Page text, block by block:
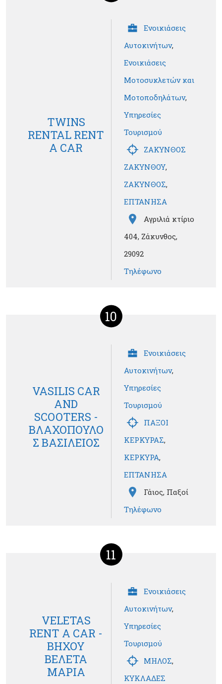
TWINS
RENTAL RENT
A CAR
Ενοικιάσεις
Αυτοκινήτων,
Ενοικιάσεις
Μοτοσυκλετών και
Μοτοποδηλάτων,
Υπηρεσίες
Τουρισμού
ΖΑΚΥΝΘΟΣ
ΖΑΚΥΝΘΟΥ,
ΖΑΚΥΝΘΟΣ,
ΕΠΤΑΝΗΣΑ
Αγριλιά κτίριο
404, Ζάκυνθος,
29092
Τηλέφωνο
10
VASILIS CAR
AND
SCOOTERS -
ΒΛΑΧΟΠΟΥΛΟ
Σ ΒΑΣΙΛΕΙΟΣ
Ενοικιάσεις
Αυτοκινήτων,
Υπηρεσίες
Τουρισμού
ΠΑΞΟΙ
ΚΕΡΚΥΡΑΣ,
ΚΕΡΚΥΡΑ,
ΕΠΤΑΝΗΣΑ
Γάιος, Παξοί
Τηλέφωνο
11
VELETAS
RENT A CAR -
ΒΗΧΟΥ
ΒΕΛΕΤΑ
ΜΑΡΙΑ
Ενοικιάσεις
Αυτοκινήτων,
Υπηρεσίες
Τουρισμού
ΜΗΛΟΣ,
ΚΥΚΛΑΔΕΣ